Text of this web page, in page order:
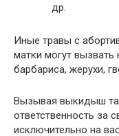
др.
Иные травы с
матки могут вызвать
барбариса, жерухи,
Вызывая выкидыш
ответственность за
исключительно на